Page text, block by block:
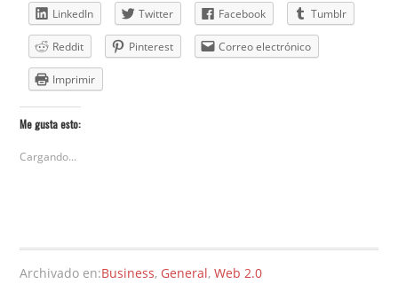
LinkedIn Twitter Facebook Tumblr
Reddit Pinterest Correo electrónico
Imprimir
Me gusta esto:
Cargando...
Archivado en:Business, General,Web 2.0